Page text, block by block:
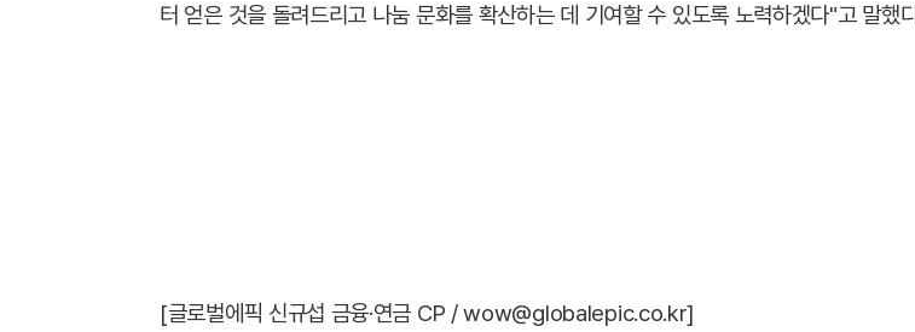
터 얻은 것을 돌려드리고 나눔 문화를 확산하는 데 기여할 수 있도록 노력하겠다"고 말했
[글로벌에픽 신규섭 금융·연금 CP / wow@globalepic.co.kr]